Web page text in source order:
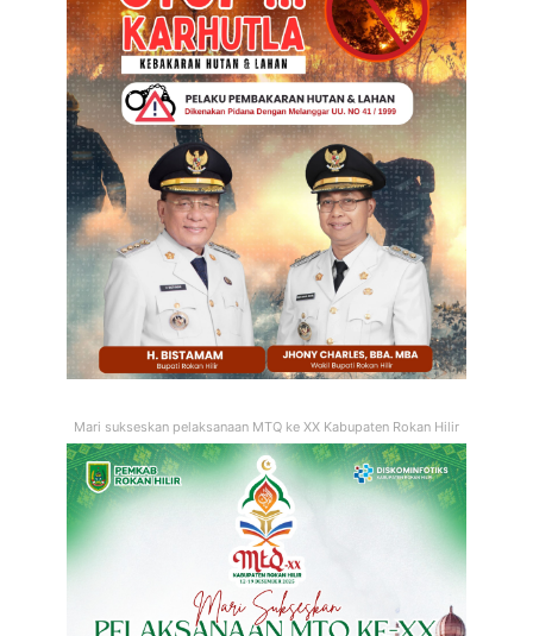
Mari sukseskan pelaksanaan MTQ ke XX Kabupaten Rokan Hilir